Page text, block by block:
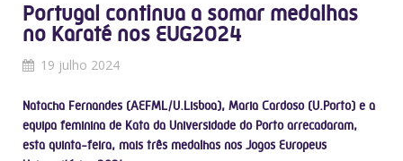
Portugal continua a somar medalhas
no Karaté nos EUG2024
19 julho 2024
Natacha Fernandes (AEFML/U.Lisboa), Maria Cardoso (U.Porto) e a
equipa feminina de Kata da Universidade do Porto arrecadaram,
esta quinta-feira, mais três medalhas nos Jogos Europeus